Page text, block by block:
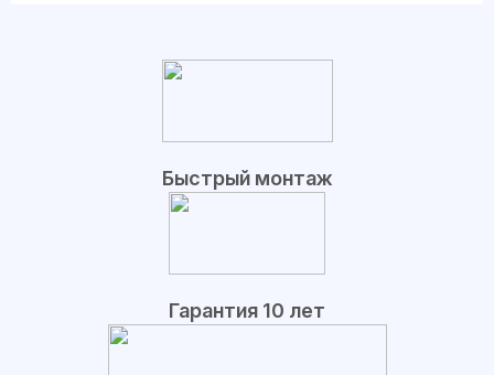
Быстрый монтаж
Гарантия 10 лет